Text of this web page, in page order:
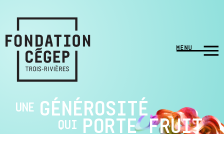
UNE GÉNÉROSITÉ
QUI PORTE FRUIT